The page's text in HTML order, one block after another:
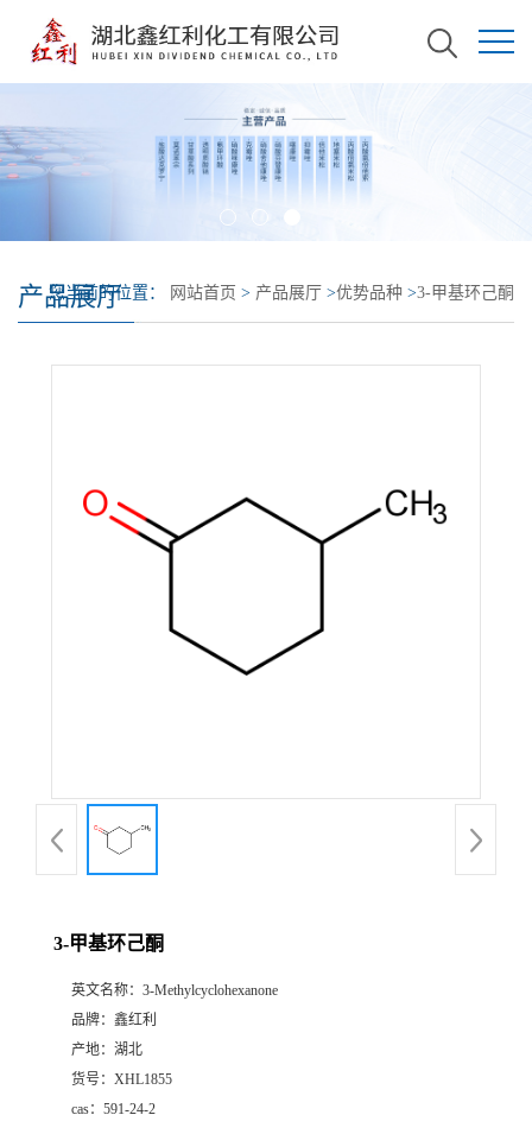
产品展厅
您当前的位置： 网站首页 > 产品展厅 >优势品种 >3-甲基环己酮
3-甲基环己酮
英文名称： 3-Methylcyclohexanone
品牌： 鑫红利
产地： 湖北
货号： XHL1855
cas： 591-24-2